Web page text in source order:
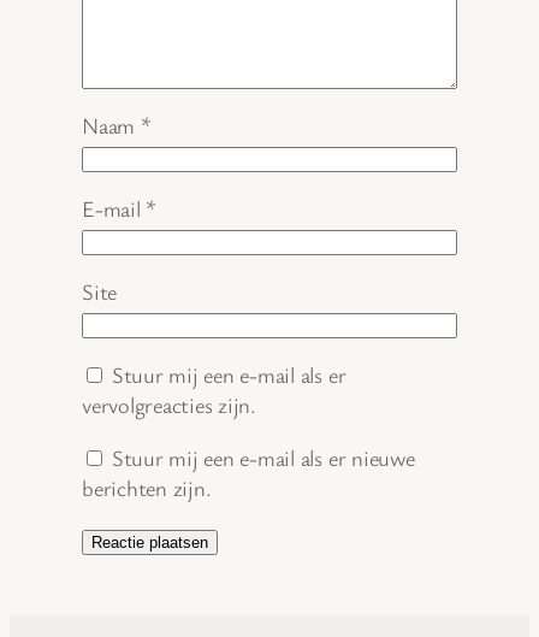
Naam *
E-mail *
Site
Stuur mij een e-mail als er
vervolgreacties zijn.
Stuur mij een e-mail als er nieuwe
berichten zijn.